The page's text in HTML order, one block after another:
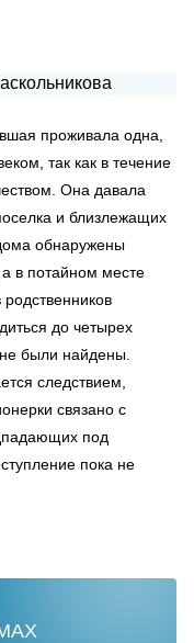
проживала одна,
так как в течение
Она давала
и близлежащих
обнаружены
в потайном месте
до четырех
были найдены.
следствием,
связано с
под
пока не